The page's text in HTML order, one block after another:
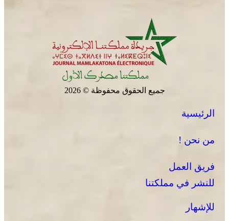
جميع الحقوق محفوظة © 2026
الرئيسية
من نحن !
فريق العمل
للنشر في مملكتنا
للإشهار